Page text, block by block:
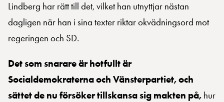
Lindberg har rätt till det, vilket han utnyttjar nästan
dagligen när han i sina texter riktar okvädningsord mot
regeringen och SD.
Det som snarare är hotfullt är
Socialdemokraterna och Vänsterpartiet, och
sättet de nu försöker tillskansa sig makten på, hur